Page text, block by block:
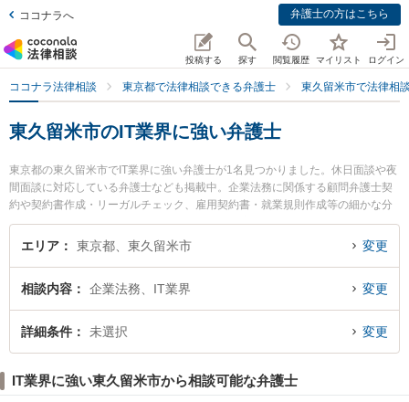
ココナラへ 弁護士の方はこちら
投稿する 探す 閲覧履歴 マイリスト ログイン
ココナラ法律相談 東京都で法律相談できる弁護士 東久留米市で法律相
東久留米市のIT業界に強い弁護士
東京都の東久留米市でIT業界に強い弁護士が1名見つかりました。休日面談や夜
間面談に対応している弁護士なども掲載中。企業法務に関係する顧問弁護士契
約や契約書作成・リーガルチェック、雇用契約書・就業規則作成等の細かな分
野での絞り込み検索もでき便利です。特に北多摩いちょう法律事務所の稲村 晃
伸弁護士のプロフィール情報や弁護士費用、強みなどが注目されています。
『初回相談無料でIT業界を法律相談できる東久留米市内の弁護士に相談予約し
たい』などでお困りの相談者さんにおすすめです。
エリア 東京都、東久留米市 変更
相談内容 企業法務、IT業界 変更
詳細条件 未選択 変更
IT業界に強い東久留米市から相談可能な弁護士